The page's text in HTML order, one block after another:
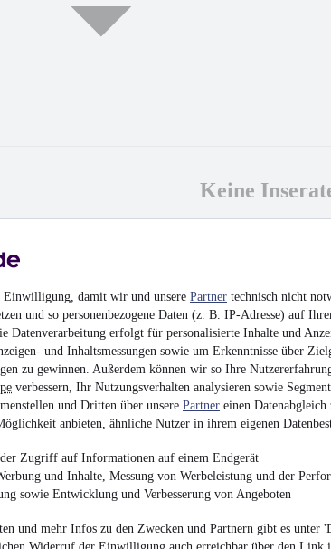
Einwilligung, damit wir und unsere Partner technisch nicht
und so personenbezogene Daten (z. B. IP-Adresse) auf
Datenverarbeitung erfolgt für personalisierte Inhalte und
und Inhaltsmessungen sowie um Erkenntnisse über
zu gewinnen. Außerdem können wir so Ihre
verbessern, Ihr Nutzungsverhalten analysieren sowie
und Dritten über unsere Partner einen
anbieten, ähnliche Nutzer in ihrem eigenen
Zugriff auf Informationen auf einem Endgerät
und Inhalte, Messung von Werbeleistung und der
sowie Entwicklung und Verbesserung von Angeboten
und mehr Infos zu den Zwecken und Partnern gibt es unter
Keine